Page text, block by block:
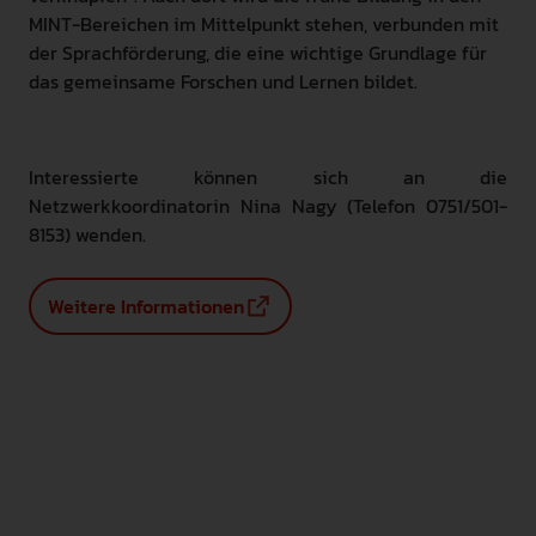
MINT-Bereichen im Mittelpunkt stehen, verbunden mit
der Sprachförderung, die eine wichtige Grundlage für
das gemeinsame Forschen und Lernen bildet.
Interessierte können sich an die
Netzwerkkoordinatorin Nina Nagy (Telefon 0751/501-
8153) wenden.
Weitere Informationen